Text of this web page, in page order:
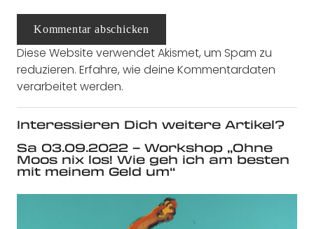
Kommentar abschicken
Diese Website verwendet Akismet, um Spam zu
reduzieren. Erfahre, wie deine Kommentardaten
verarbeitet werden.
Interessieren Dich weitere Artikel?
Sa 03.09.2022 – Workshop „Ohne
Moos nix los! Wie geh ich am besten
mit meinem Geld um“